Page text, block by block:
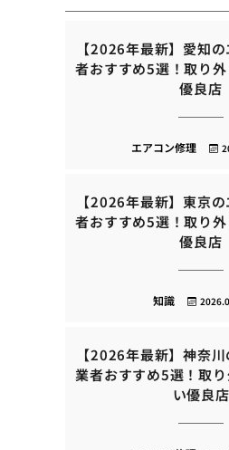
【2026年最新】愛知
者おすすめ5選！取り
優良店
エアコン修理
【2026年最新】東京
者おすすめ5選！取り
優良店
知識
【2026年最新】神奈
業者おすすめ5選！取
い優良店